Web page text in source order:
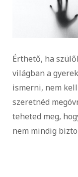
Érthető, ha
világban a
ismerni, nem
szeretnéd
teheted meg,
nem mindig